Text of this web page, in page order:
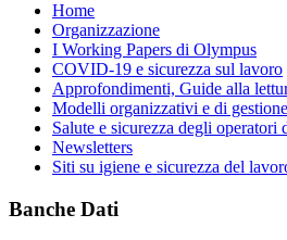
Home
Organizzazione
I Working Papers di Olympus
COVID-19 e sicurezza sul lavoro
Approfondimenti, Guide alla
Modelli organizzativi e di
Salute e sicurezza degli operatori
Newsletters
Siti su igiene e sicurezza del
Banche Dati